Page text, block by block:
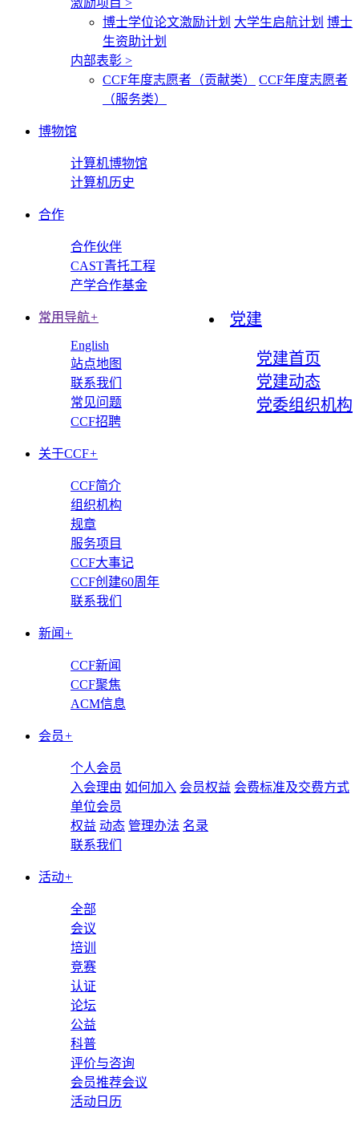
激励项目 >
博士学位论文激励计划 大学生启航计划 博士
生资助计划
内部表彰 >
CCF年度志愿者（贡献类）
CCF年度志愿者
（服务类）
博物馆
计算机博物馆
计算机历史
合作
合作伙伴
CAST青托工程
产学合作基金
党建
党建首页
党建动态
党委组织机构
常用导航+
English
站点地图
联系我们
常见问题
CCF招聘
关于CCF+
CCF简介
组织机构
规章
服务项目
CCF大事记
CCF创建60周年
联系我们
新闻 +
CCF新闻
CCF聚焦
ACM信息
会员+
个人会员
入会理由 如何加入 会员权益 会费标准及交费方式
单位会员
权益 动态 管理办法 名录
联系我们
活动+
全部
会议
培训
竞赛
认证
论坛
公益
科普
评价与咨询
会员推荐会议
活动日历